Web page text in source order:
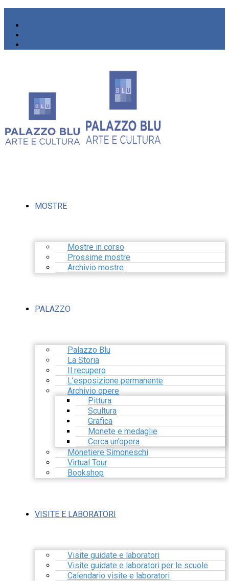
MOSTRE
Mostre in corso
Prossime mostre
Archivio mostre
PALAZZO
Palazzo Blu
La Storia
Il recupero
L’esposizione permanente
Archivio opere
Pittura
Scultura
Grafica
Monete e medaglie
Cerca un’opera
Monetiere Simoneschi
Virtual Tour
Bookshop
VISITE E LABORATORI
Visite guidate e laboratori
Visite guidate e laboratori per le scuole
Calendario visite e laboratori